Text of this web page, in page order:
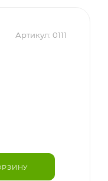
Артикул: 0111